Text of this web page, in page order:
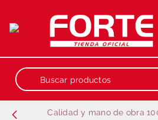
Buscar productos
Calidad y mano de obra